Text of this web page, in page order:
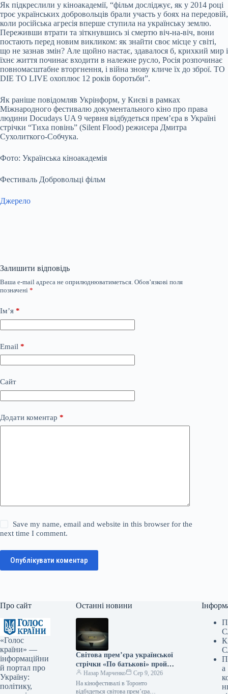
Як підкреслили у кіноакадемії, “фільм досліджує, як у 2014 році
троє українських добровольців брали участь у боях на передовій,
коли російська агресія вперше ступила на українську землю.
Переживши втрати та зіткнувшись зі смертю віч-на-віч, вони
постають перед новим викликом: як знайти своє місце у світі,
що не зазнав змін? Але щойно настає, здавалося б, крихкий мир і
їхнє життя починає входити в належне русло, Росія розпочинає
повномасштабне вторгнення, і війна знову кличе їх до зброї. TO
DIE TO LIVE охоплює 12 років боротьби”.
Як раніше повідомляв Укрінформ, у Києві в рамках
Міжнародного фестивалю документального кіно про права
людини Docudays UA 9 червня відбудеться прем’єра в Україні
стрічки “Тиха повінь” (Silent Flood) режисера Дмитра
Сухолиткого-Собчука.
Фото: Українська кіноакадемія
Фестиваль Добровольці фільм
Джерело
Залишити відповідь
Ваша e-mail адреса не оприлюднюватиметься. Обов’язкові поля
позначені *
Ім’я *
Email *
Сайт
Додати коментар *
Save my name, email and website in this browser for the
next time I comment.
Опублікувати коментар
Про сайт
«Голос
країни» —
інформаційни
й портал про
Україну:
політику,
Останні новини
Світова прем’єра української
стрічки «По батькові» пройде
на кінофестивалі в Торонто.
Назар Марченко
Сер 9, 2026
На кінофестивалі в Торонто
відбудеться світова прем’єра
а